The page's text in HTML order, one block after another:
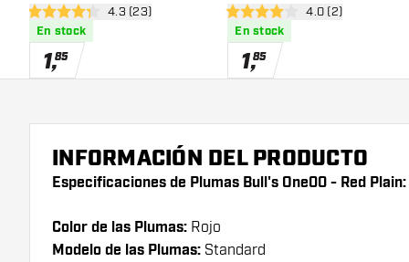
abrir panel de reseñas
4.3 estrellas de puntuación
4.3 (23)
En stock
1,85
abrir panel de
4 estrellas de puntuación
4.0 (2)
En stock
1,85
INFORMACIÓN DEL PRODUCTO
Especificaciones de Plumas Bull's One00 - Red Plain:
Color de las Plumas: Rojo
Modelo de las Plumas: Standard